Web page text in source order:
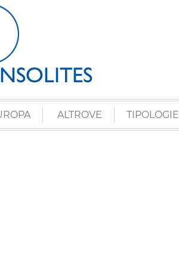
ALTROVE TIPOLOGIE